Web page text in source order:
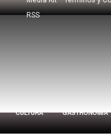
RSS
CULTURA GASTRONOMÍA